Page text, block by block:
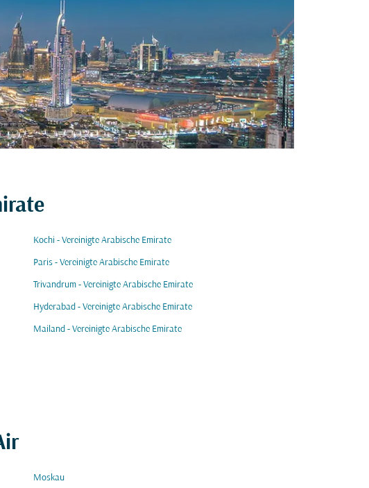
Kochi - Vereinigte Arabische Emirate
Paris - Vereinigte Arabische Emirate
Trivandrum - Vereinigte Arabische Emirate
Hyderabad - Vereinigte Arabische Emirate
Mailand - Vereinigte Arabische Emirate
Moskau